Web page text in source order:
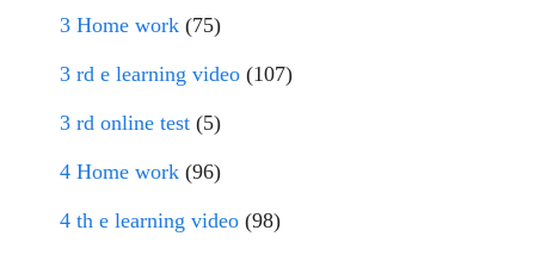
3 Home work (75)
3 rd e learning video (107)
3 rd online test (5)
4 Home work (96)
4 th e learning video (98)